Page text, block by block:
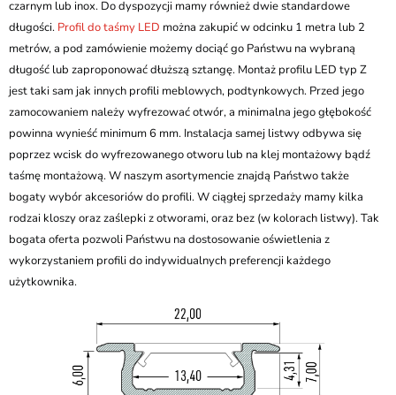
czarnym lub inox. Do dyspozycji mamy również dwie standardowe
długości. Profil do taśmy LED można zakupić w odcinku 1 metra lub 2
metrów, a pod zamówienie możemy dociąć go Państwu na wybraną
długość lub zaproponować dłuższą sztangę. Montaż profilu LED typ Z
jest taki sam jak innych profili meblowych, podtynkowych. Przed jego
zamocowaniem należy wyfrezować otwór, a minimalna jego głębokość
powinna wynieść minimum 6 mm. Instalacja samej listwy odbywa się
poprzez wcisk do wyfrezowanego otworu lub na klej montażowy bądź
taśmę montażową. W naszym asortymencie znajdą Państwo także
bogaty wybór akcesoriów do profili. W ciągłej sprzedaży mamy kilka
rodzai kloszy oraz zaślepki z otworami, oraz bez (w kolorach listwy). Tak
bogata oferta pozwoli Państwu na dostosowanie oświetlenia z
wykorzystaniem profili do indywidualnych preferencji każdego
użytkownika.